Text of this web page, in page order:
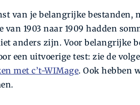
van je belangrijke bestanden,
van 1903 naar 1909 hadden
anders zijn. Voor belangrijke
een uitvoerige test: zie de
met c’t-WIMage. Ook hebben